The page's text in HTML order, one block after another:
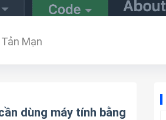
Tản Mạn
dùng máy tính bằng